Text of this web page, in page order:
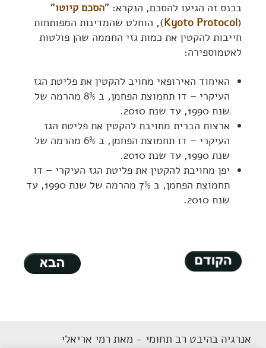
בכנס זה הגיעו להסכם, הנקרא: "הסכם קיוטו"
(
Kyoto Protocol), הוחלט שהמדינות המפותחות
חייבות להקטין את כמות גזי החממה שהן פולטות
לאטמוספירה:
האיחוד האירופאי מחויב להקטין את פליטת הגז
העיקרי – דו תחמוצת הפחמן, ב 8% מהרמה של
שנת 1990, עד שנת 2010.
ארצות הברית מחויבת להקטין את פליטת הגז
העיקרי – דו תחמוצת הפחמן, ב 6% מהרמה של
שנת 1990, עד שנת 2010.
יפן מחויבת להקטין את פליטת הגז העיקרי – דו
תחמוצת הפחמן, ב 7% מהרמה של שנת 1990, עד
שנת 2010.
אנרגיה בהיבט רב תחומי - מאת רמי אריאלי